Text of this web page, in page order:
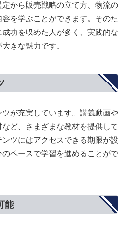
から販売戦略の立て方、物流の
を学ぶことができます。そのた
功を収めた人が多く、実践的な
きな魅力です。
が充実しています。講義動画や
ど、さまざまな教材を提供して
ツにはアクセスできる期限が設
ペースで学習を進めることがで
能